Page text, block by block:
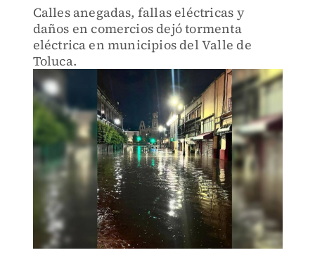
Calles anegadas, fallas eléctricas y
daños en comercios dejó tormenta
eléctrica en municipios del Valle de
Toluca.